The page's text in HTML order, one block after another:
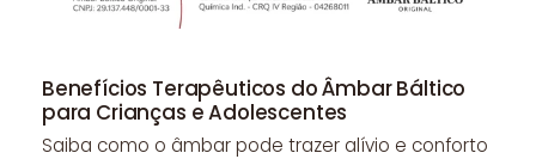
Benefícios Terapêuticos do Âmbar Báltico
para Crianças e Adolescentes
Saiba como o âmbar pode trazer alívio e conforto